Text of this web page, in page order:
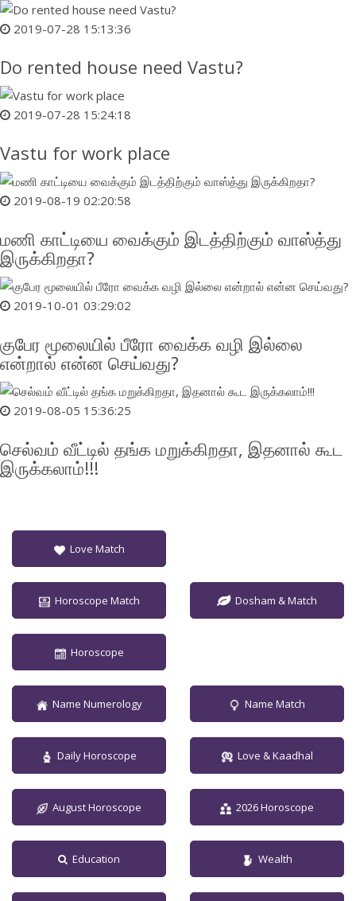
2019-07-28 15:13:36
Do rented house need Vastu?
2019-07-28 15:24:18
Vastu for work place
2019-08-19 02:20:58
மணி காட்டியை வைக்கும் இடத்திற்கும் வாஸ்த்து
இருக்கிறதா?
2019-10-01 03:29:02
குபேர மூலையில் பீரோ வைக்க வழி இல்லை
என்றால் என்ன செய்வது?
2019-08-05 15:36:25
செல்வம் வீட்டில் தங்க மறுக்கிறதா, இதனால் கூட
இருக்கலாம்!!!
Love Match
Horoscope Match Dosham & Match
Horoscope
Name Numerology Name Match
Daily Horoscope Love & Kaadhal
August Horoscope 2026 Horoscope
Education Wealth